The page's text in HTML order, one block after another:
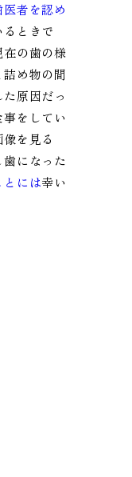
者を認め
ときで
の歯の様
め物の間
原因だっ
をしてい
を見る
になった
には幸い